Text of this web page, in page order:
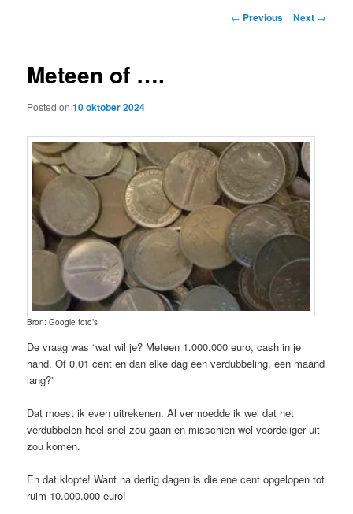
content
Post
← Previous Next →
Meteen of ….
Posted on10 oktober 2024
Bron: Google foto’s
De vraag was “wat wil je? Meteen 1.000.000 euro, cash in je
hand. Of 0,01 cent en dan elke dag een verdubbeling, een maand
lang?”
Dat moest ik even uitrekenen. Al vermoedde ik wel dat het
verdubbelen heel snel zou gaan en misschien wel voordeliger uit
zou komen.
En dat klopte! Want na dertig dagen is die ene cent opgelopen tot
ruim 10.000.000 euro!